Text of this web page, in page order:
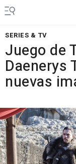
SERIES & TV
Juego de
Daenerys
nuevas